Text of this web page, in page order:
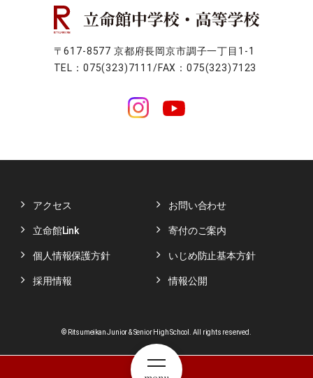
〒617-8577 京都府長岡京市調子一丁目1-1
TEL：075(323)7111/FAX：075(323)7123
アクセス お問い合わせ
立命館Link 寄付のご案内
個人情報保護方針 いじめ防止基本方針
採用情報 情報公開
© Ritsumeikan Junior & Senior High School. All rights reserved.